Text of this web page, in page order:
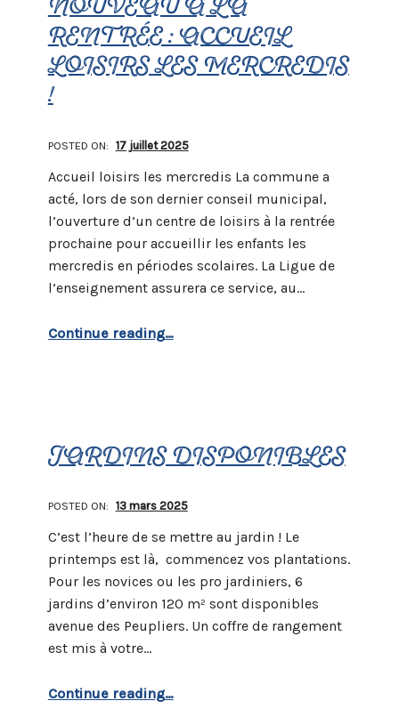
NOUVEAU À LA
RENTRÉE : ACCUEIL
LOISIRS LES MERCREDIS
!
POSTED ON: 17 juillet 2025
Accueil loisirs les mercredis La commune a
acté, lors de son dernier conseil municipal,
l’ouverture d’un centre de loisirs à la rentrée
prochaine pour accueillir les enfants les
mercredis en périodes scolaires. La Ligue de
l’enseignement assurera ce service, au…
Continue reading“Nouveau à la rentrée : Accueil loisirs les mercredis !”…
JARDINS DISPONIBLES
POSTED ON: 13 mars 2025
C’est l’heure de se mettre au jardin ! Le
printemps est là, commencez vos plantations.
Pour les novices ou les pro jardiniers, 6
jardins d’environ 120 m² sont disponibles
avenue des Peupliers. Un coffre de rangement
est mis à votre…
Continue reading…